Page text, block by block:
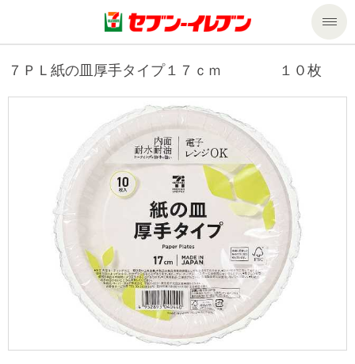
商品のご案内
来週の新商品
商品カテゴリ一覧
セブンプレミアム
食の安全・安心への取組み
セール・キャンペーン
サービストップ
nanacoトップ
マルチコピー機でできること
マルチコピー機でできることトップ
企業情報
企業情報トップ
ニュースリリース
私たちの取組み
サステナビリティ
サステナビリティトップ
７ＰＬ紙の皿厚手タイプ１７ｃｍ １０枚